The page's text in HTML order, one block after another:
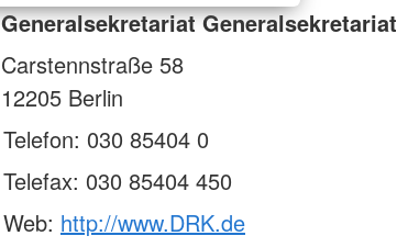
Generalsekretariat Generalsekretariat
Carstennstraße 58
12205 Berlin
Telefon: 030 85404 0
Telefax: 030 85404 450
Web: http://www.DRK.de